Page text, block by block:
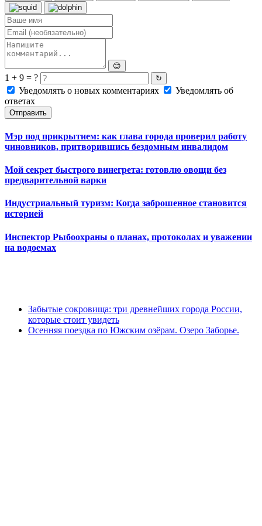
😊
1 + 9 = ? ↻
Уведомлять о новых комментариях
Уведомлять об
ответах
Отправить
Мэр под прикрытием: как глава города проверил работу
чиновников, притворившись бездомным инвалидом
Мой секрет быстрого винегрета: готовлю овощи без
предварительной варки
Индустриальный туризм: Когда заброшенное становится
историей
Инспектор Рыбоохраны о планах, протоколах и уважении
на водоемах
Забытые сокровища: три древнейших города России,
которые стоит увидеть
Осенняя поездка по Южским озёрам. Озеро Заборье.